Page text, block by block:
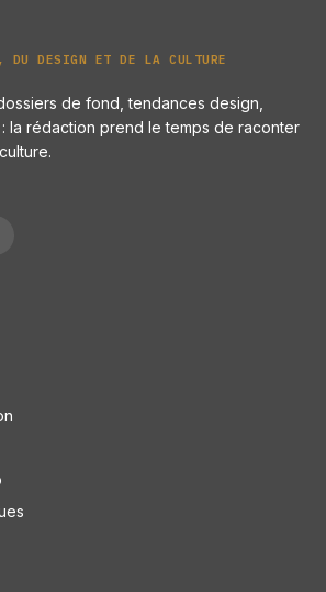
DESIGN ET DE LA CULTURE
de fond, tendances design,
la rédaction prend le temps de raconter